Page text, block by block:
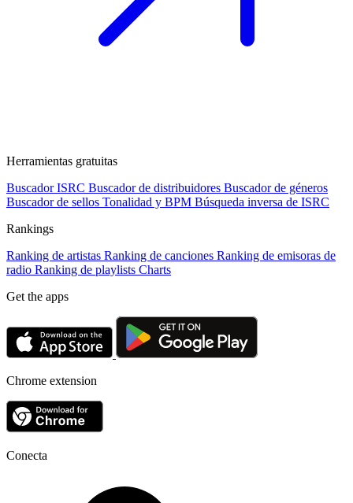
Herramientas gratuitas
Buscador ISRC Buscador de distribuidores Buscador de géneros
Buscador de sellos Tonalidad y BPM Búsqueda inversa de ISRC
Rankings
Ranking de artistas Ranking de canciones Ranking de emisoras de
radio Ranking de playlists Charts
Get the apps
Chrome extension
Conecta